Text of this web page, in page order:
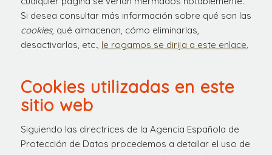
Si desea consultar más información sobre qué son las
cookies, qué almacenan, cómo eliminarlas,
desactivarlas, etc., le rogamos se dirija a este enlace.
Cookies utilizadas en este
sitio web
Siguiendo las directrices de la Agencia Española de
Protección de Datos procedemos a detallar el uso de